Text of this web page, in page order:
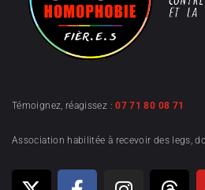
Témoignez, réagissez :07 71 80 08 71
Association habilitée à recevoir des legs,